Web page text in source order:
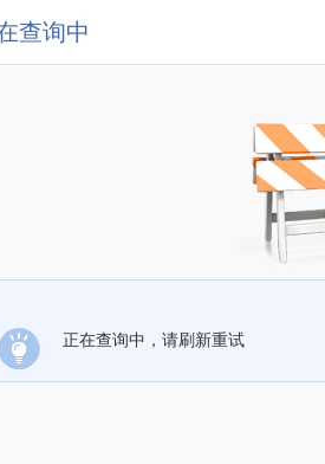
查询中
正在查询中，请刷新重试